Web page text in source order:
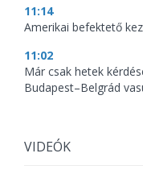
11:14
Amerikai befektető
11:02
Már csak hetek
Budapest–Belgrád
VIDEÓK